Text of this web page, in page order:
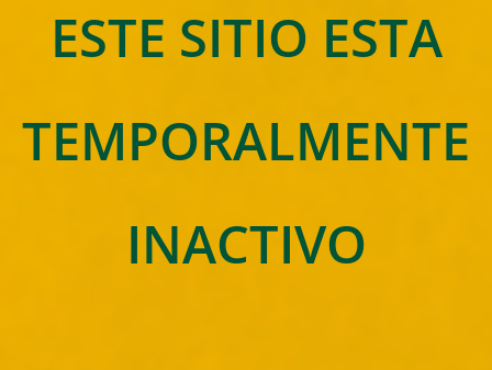
ESTE SITIO ESTA
TEMPORALMENTE
INACTIVO